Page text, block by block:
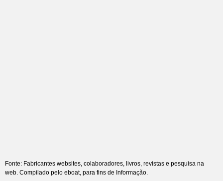
Fonte: Fabricantes websites, colaboradores, livros, revistas e pesquisa na
web. Compilado pelo eboat, para fins de Informação.